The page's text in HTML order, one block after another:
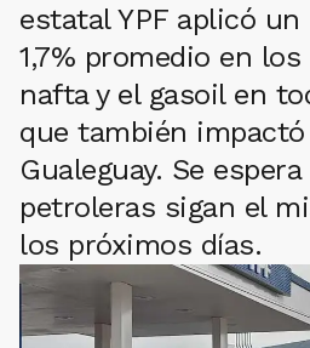
estatal YPF aplicó
1,7% promedio en
nafta y el gasoil en
que también
Gualeguay. Se
petroleras sigan el
los próximos días.